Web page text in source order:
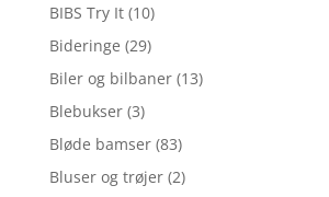
BIBS Try It (10)
Bideringe (29)
Biler og bilbaner (13)
Blebukser (3)
Bløde bamser (83)
Bluser og trøjer (2)